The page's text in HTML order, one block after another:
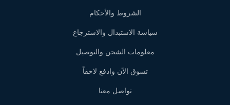
الشروط والأحكام
سياسة الاستبدال والاسترجاع
معلومات الشحن والتوصيل
تسوق الآن وادفع لاحقاً
تواصل معنا